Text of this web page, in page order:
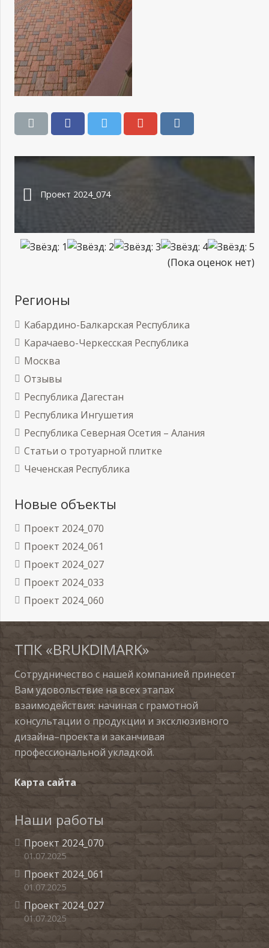
Проект 2024_074
(Пока оценок нет)
Регионы
Кабардино-Балкарская Республика
Карачаево-Черкесская Республика
Москва
Отзывы
Республика Дагестан
Республика Ингушетия
Республика Северная Осетия – Алания
Статьи о тротуарной плитке
Чеченская Республика
Новые объекты
Проект 2024_070
Проект 2024_061
Проект 2024_027
Проект 2024_033
Проект 2024_060
ТПК «BRUKDIMARK»
Сотрудничество с нашей компанией принесет
Вам удовольствие на всех этапах
взаимодействия: начиная с грамотной
консультации о продукции и эксклюзивного
дизайна–проекта и заканчивая
профессиональной укладкой.
Карта сайта
Наши работы
Проект 2024_070
01.07.2025
Проект 2024_061
01.07.2025
Проект 2024_027
01.07.2025